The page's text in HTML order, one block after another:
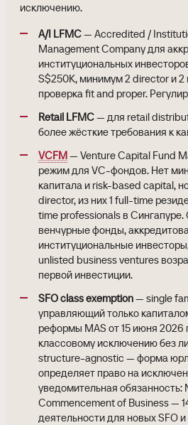
исключению.
A/I LFMC— Accredited /
Management Company для
институциональных
S$250K, минимум 2 director и 2
проверка fit and proper.
Retail LFMC— для retail
более жёсткие требования к
VCFM— Venture Capital Fund
режим для VC-фондов. Нет
капитала и risk-based capital,
director, из них 1 full-time
time professionals в Сингапуре.
венчурные фонды,
институциональные
unlisted business ventures
первой инвестиции.
SFO class exemption— single
управляющий только
реформы MAS от 15 июня 2026
классовому исключению без
structure-agnostic — форма
определяет право на
уведомительная обязанность:
Commencement of Business —
деятельности для новых SFO